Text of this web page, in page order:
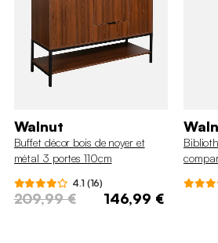
Walnut
Buffet décor bois de noyer et
métal 3 portes 110cm
4.1 (16)
209,99 € 146,99 €